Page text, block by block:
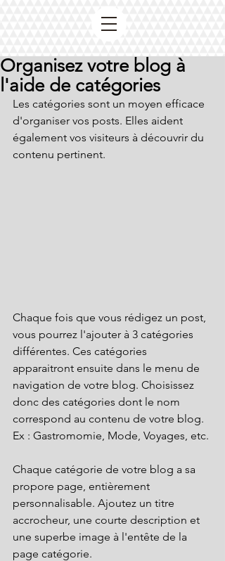
Organisez votre blog à
l'aide de catégories
Les catégories sont un moyen efficace
d'organiser vos posts. Elles aident
également vos visiteurs à découvrir du
contenu pertinent.
Chaque fois que vous rédigez un post,
vous pourrez l'ajouter à 3 catégories
différentes. Ces catégories
apparaitront ensuite dans le menu de
navigation de votre blog. Choisissez
donc des catégories dont le nom
correspond au contenu de votre blog.
Ex : Gastromomie, Mode, Voyages, etc.
Chaque catégorie de votre blog a sa
propore page, entièrement
personnalisable. Ajoutez un titre
accrocheur, une courte description et
une superbe image à l'entête de la
page catégorie.